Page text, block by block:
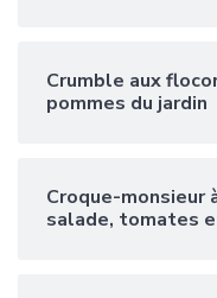
Crumble aux
pommes du jardin
Croque-monsieur
salade, tomates